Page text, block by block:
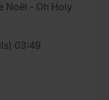
Noël - Oh Holy
03:49